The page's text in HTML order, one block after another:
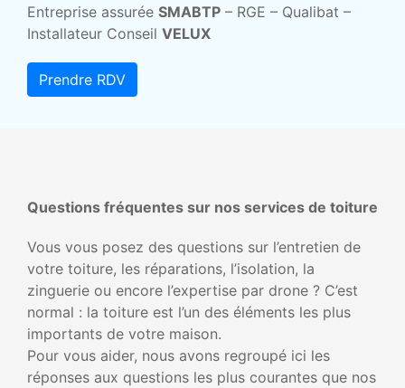
Entreprise assurée SMABTP – RGE – Qualibat –
Installateur Conseil VELUX
Prendre RDV
Questions fréquentes sur nos services de toiture
Vous vous posez des questions sur l’entretien de
votre toiture, les réparations, l’isolation, la
zinguerie ou encore l’expertise par drone ? C’est
normal : la toiture est l’un des éléments les plus
importants de votre maison.
Pour vous aider, nous avons regroupé ici les
réponses aux questions les plus courantes que nos